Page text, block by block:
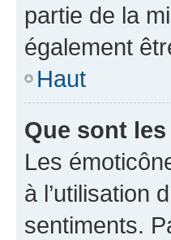
partie de la
également
Haut
Que sont
Les
à l’utilisation
sentiments.